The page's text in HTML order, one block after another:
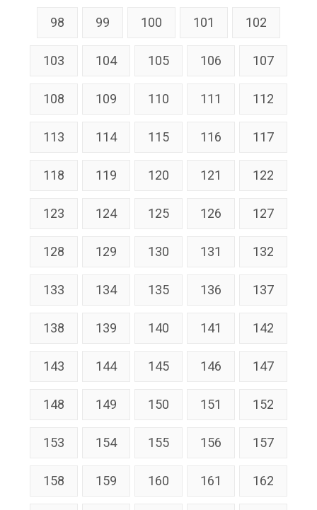
98 99 100 101 102
103 104 105 106 107
108 109 110 111 112
113 114 115 116 117
118 119 120 121 122
123 124 125 126 127
128 129 130 131 132
133 134 135 136 137
138 139 140 141 142
143 144 145 146 147
148 149 150 151 152
153 154 155 156 157
158 159 160 161 162